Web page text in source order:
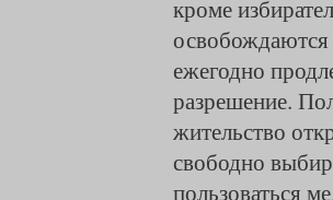
кроме
ежегодно
разрешение.
жительство
свободно
пользоваться